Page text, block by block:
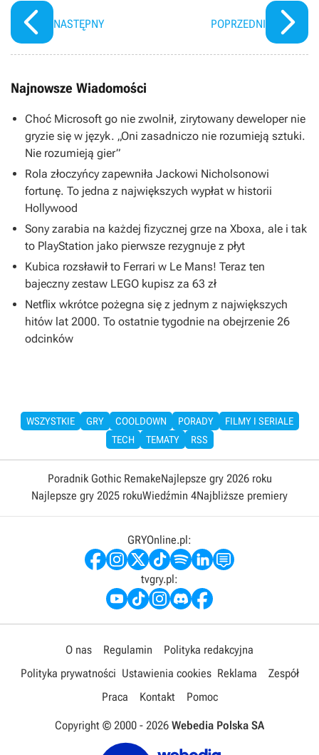
NASTĘPNY POPRZEDNI
Najnowsze Wiadomości
Choć Microsoft go nie zwolnił, zirytowany deweloper nie
gryzie się w język. „Oni zasadniczo nie rozumieją sztuki.
Nie rozumieją gier”
Rola złoczyńcy zapewniła Jackowi Nicholsonowi
fortunę. To jedna z największych wypłat w historii
Hollywood
Sony zarabia na każdej fizycznej grze na Xboxa, ale i tak
to PlayStation jako pierwsze rezygnuje z płyt
Kubica rozsławił to Ferrari w Le Mans! Teraz ten
bajeczny zestaw LEGO kupisz za 63 zł
Netflix wkrótce pożegna się z jednym z największych
hitów lat 2000. To ostatnie tygodnie na obejrzenie 26
odcinków
WSZYSTKIE GRY COOLDOWN PORADY
FILMY I SERIALE
TECH
TEMATY RSS
Poradnik Gothic RemakeNajlepsze gry 2026 roku
Najlepsze gry 2025 rokuWiedźmin 4Najbliższe premiery
GRYOnline.pl:
tvgry.pl:
O nas Regulamin
Polityka redakcyjna
Polityka prywatności Ustawienia cookies Reklama
Zespół
Praca
Kontakt Pomoc
Copyright © 2000 - 2026 Webedia Polska SA